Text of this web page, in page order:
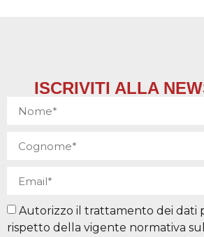
ISCRIVITI ALLA
Autorizzo il trattamento dei dati
rispetto della vigente normativa